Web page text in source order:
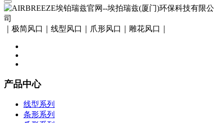
｜极简风口｜线型风口｜爪形风口｜雕花风口｜
产品中心
线型系列
条形系列